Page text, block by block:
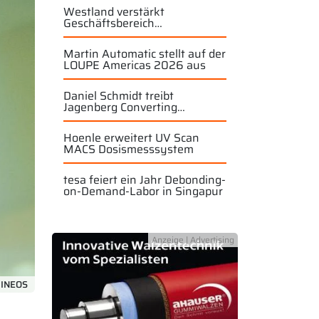
Westland verstärkt
Geschäftsbereich
Industriewalzen
Martin Automatic stellt auf der
LOUPE Americas 2026 aus
Daniel Schmidt treibt
Jagenberg Converting
Solutions weiter voran
Hoenle erweitert UV Scan
MACS Dosismesssystem
tesa feiert ein Jahr Debonding-
on-Demand-Labor in Singapur